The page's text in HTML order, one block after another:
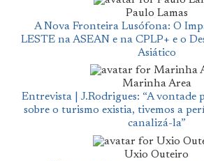
Paulo Lamas
A Nova Fronteira Lusófona: O
LESTE na ASEAN e na CPLP+ e o
Asiático
Marinha Area
Entrevista | J.Rodrigues: “A vontade
sobre o turismo existia, tivemos a
canalizá-la”
Uxio Outeiro